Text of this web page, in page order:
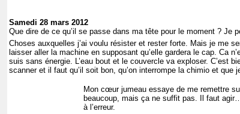
Samedi 28 mars 2012
Que dire de ce qu’il se passe dans ma tête pour le moment ?
Choses auxquelles j’ai voulu résister et rester forte. Mais je me
laisser aller la machine en supposant qu’elle gardera le cap. Ca
suis sans énergie. L’eau bout et le couvercle va exploser. C’est
scanner et il faut qu’il soit bon, qu’on interrompe la chimio et
Mon cœur jumeau essaye de me remettre
beaucoup, mais ça ne suffit pas. Il faut
à l’erreur.